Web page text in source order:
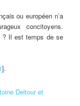
ou européen n’a
concitoyens.
? Il est temps de se
].
Deltour et